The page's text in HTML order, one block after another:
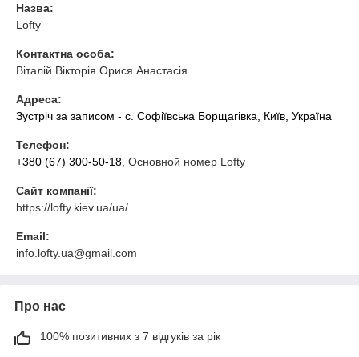
Назва:
Lofty
Контактна особа:
Віталій Вікторія Орися Анастасія
Адреса:
Зустріч за записом - с. Софіївська Борщагівка, Київ, Україна
Телефон:
+380 (67) 300-50-18 , Основной номер Lofty
Сайт компанії:
https://lofty.kiev.ua/ua/
Email:
info.lofty.ua@gmail.com
Про нас
100% позитивних з 7 відгуків за рік